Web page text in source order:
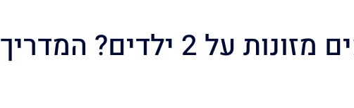
כמה משלמים מזונות על 2 ילדים? המדריך